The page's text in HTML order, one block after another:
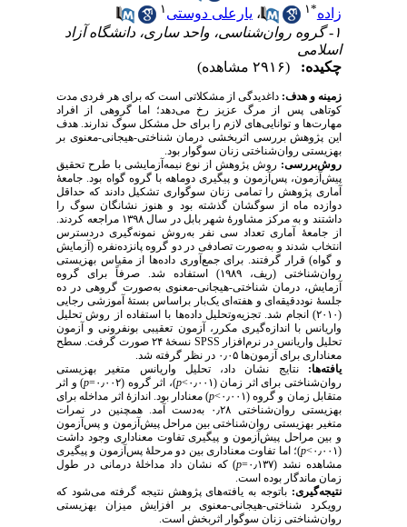
زاده
۱ ،یارعلی دوستی
۱- گروه روان‌شناسی، واحد ساری، دانشگاه آزاد
اسلامی
چکیده:
زمینه ‌و ‌هدف:داغدیدگی از مشکلاتی است که برای هر فردی مدت
کوتاهی پس از مرگ عزیز رخ می‌دهد؛ اماگروهی از افراد
مهارت‌ها و توانایی‌های لازم را برای حل مشکل سوگ ندارند. هدف
این پژوهش بررسی اثربخشی درمان شناختی-هیجانی-معنوی بر
بهزیستی روان‌شناختی زنان سوگوار بود.
روش‌بررسی:روش پژوهش از نوعنیمه‌آزمایشی با طرح تحقیق
پیش‌آزمون، پس‌آزمون و پیگیری دوماهه با گروه گواهبود. جامعهٔ
آماری پژوهش را تمامی زنان سوگواری تشکیل دادند که حداقل
دوازده ماه از سوگشان گذشته بود و هنوز نشانگان سوگرا
داشتند و به مرکز مشاورهٔ شهر بابل در سال ۱۳۹۸ مراجعه کردند.
از جامعهٔ آماری تعداد سی نفر به‌روش نمونه‌گیریدردسترس
انتخاب شدند و به‌صورت تصادفی در دو گروه پانزده‌نفره (آزمایش
و گواه) قرار گرفتند. برای جمع‌آوری داده‌ها از مقیاس بهزیستی
روان‌شناختی (ریف، ۱۹۸۹)
استفاده شد. صرفاً برای گروه
آزمایش،د رمان شناختی-هیجانی-معنوی به‌صورت گروهی در ده
جلسهٔ نوددقیقه‌ای و هفته‌ای یک‌بار براساس بستهٔ آموزشی رجایی
تجزیه‌وتحلیل داده‌ها با استفاده از روش تحلیل
واریانس با اندازه‌گیری مکرر، آزمون تعقیبی بونفرونی و آزمون
تحلیل واریانسدر نرم‌افزار S
SPS
نسخهٔ ۲۴ صورت گرفت. سطح
معناداری برای آزمون‌ها ۰٫۰۵ در نظر گرفته شد.
یافته‌ها:
نتایج نشان داد، تحلیل واریانس متغیر بهزیستی
روان‌شناختی برای اثر زمان (۰٫۰۰۱>
p)، اثر گروه (۰٫۰۰۲= p) و اثر
متقابل زمان و گروه (۰٫۰۰۱>
p) معنادار بود. اندازهٔ اثر مداخله برای
بهزیستی روان‌شناختی ۰٫۲۸ به‌دست آمد.
همچنین درنمرات
متغیر بهزیستی روان‌شناختی بین مراحل پیش‌آزمون و پس‌آزمون
و بین مراحل پیش‌آزمون و پیگیری تفاوت معناداری وجود داشت
p)؛ اما تفاوت معناداری بین دو مرحلهٔ پس‌آزمون و پیگیری
مشاهده نشد (۰٫۱۳۷=
p) کهنشان داد مداخلهٔ درمانی در طول
زمان ماندگار بوده است.
نتیجه‌گیری:باتوجه به یافته‌های پژوهش نتیجه گرفته می‌شود که
رویکردشناختی-هیجانی-معنوی بر افزایش میزان بهزیستی
روان‌شناختی زنان سوگوار اثربخش است.